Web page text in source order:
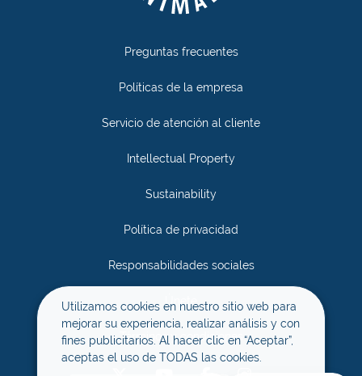
Preguntas frecuentes
Políticas de la empresa
Servicio de atención al cliente
Intellectual Property
Sustainability
Política de privacidad
Responsabilidades sociales
Únete
Términos y condiciones
Utilizamos cookies en nuestro sitio web para
mejorar su experiencia, realizar análisis y con
fines publicitarios. Al hacer clic en “Aceptar”,
aceptas el uso de TODAS las cookies.